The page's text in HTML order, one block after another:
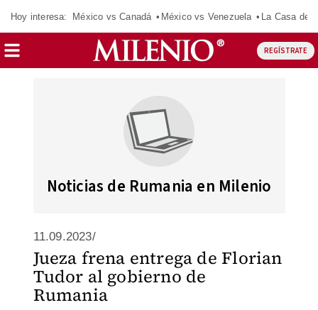
Hoy interesa: México vs Canadá México vs Venezuela La Casa de
REGÍSTRATE
Noticias de Rumania en Milenio
11.09.2023/
Jueza frena entrega de Florian
Tudor al gobierno de
Rumania